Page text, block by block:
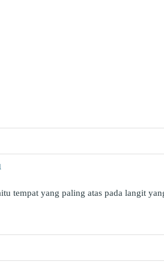
tempat yang paling atas pada langit